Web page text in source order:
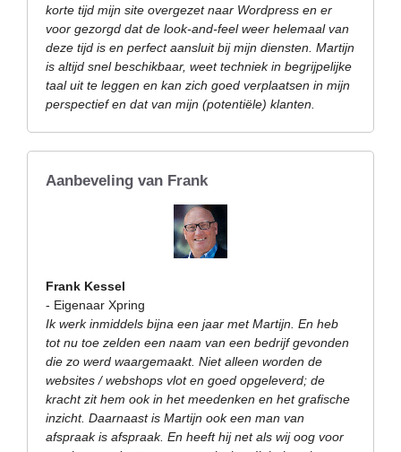
korte tijd mijn site overgezet naar Wordpress en er
voor gezorgd dat de look-and-feel weer helemaal van
deze tijd is en perfect aansluit bij mijn diensten. Martijn
is altijd snel beschikbaar, weet techniek in begrijpelijke
taal uit te leggen en kan zich goed verplaatsen in mijn
perspectief en dat van mijn (potentiële) klanten.
Aanbeveling van Frank
Frank Kessel
- Eigenaar Xpring
Ik werk inmiddels bijna een jaar met Martijn. En heb
tot nu toe zelden een naam van een bedrijf gevonden
die zo werd waargemaakt. Niet alleen worden de
websites / webshops vlot en goed opgeleverd; de
kracht zit hem ook in het meedenken en het grafische
inzicht. Daarnaast is Martijn ook een man van
afspraak is afspraak. En heeft hij net als wij oog voor